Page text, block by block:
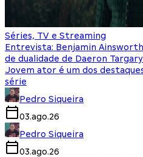
Séries, TV e Streaming
Entrevista: Benjamin
de dualidade de Daeron
Jovem ator é um dos
série
Pedro Siqueira
03.ago.26
Pedro Siqueira
03.ago.26